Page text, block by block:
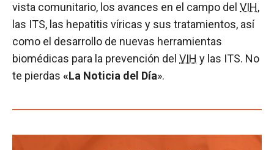
vista comunitario, los avances en el campo del VIH,
las ITS, las hepatitis víricas y sus tratamientos, así
como el desarrollo de nuevas herramientas
biomédicas para la prevención del VIH y las ITS. No
te pierdas «La Noticia del Día».